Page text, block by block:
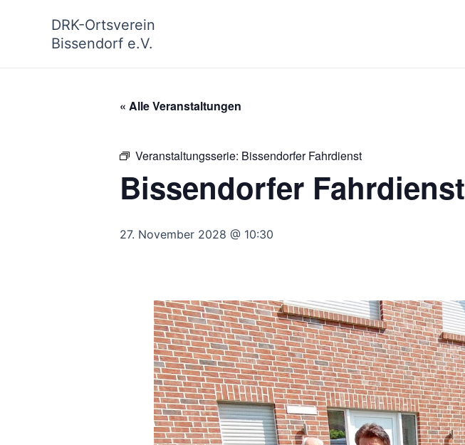
DRK-Ortsverein
Bissendorf e.V.
« Alle Veranstaltungen
Veranstaltungsserie: Bissendorfer Fahrdienst
Bissendorfer Fahrdienst
27. November 2028 @ 10:30